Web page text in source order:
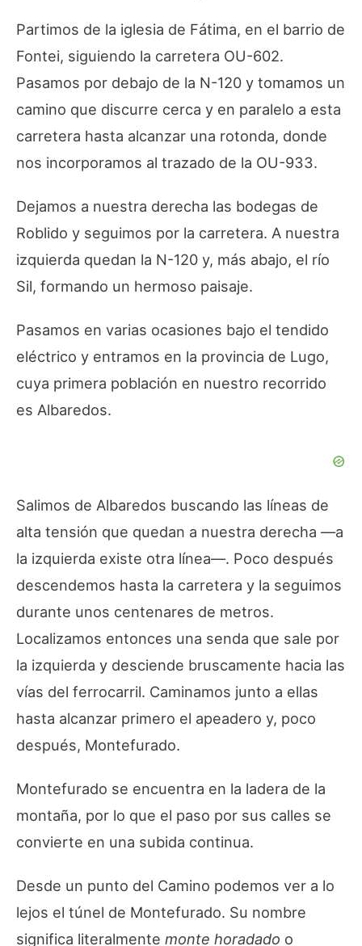
Partimos de la iglesia de Fátima, en el barrio de
Fontei, siguiendo la carretera OU-602.
Pasamos por debajo de la N-120 y tomamos un
camino que discurre cerca y en paralelo a esta
carretera hasta alcanzar una rotonda, donde
nos incorporamos al trazado de la OU-933.
Dejamos a nuestra derecha las bodegas de
Roblido y seguimos por la carretera. A nuestra
izquierda quedan la N-120 y, más abajo, el río
Sil, formando un hermoso paisaje.
Pasamos en varias ocasiones bajo el tendido
eléctrico y entramos en la provincia de Lugo,
cuya primera población en nuestro recorrido
es Albaredos.
Salimos de Albaredos buscando las líneas de
alta tensión que quedan a nuestra derecha —a
la izquierda existe otra línea—. Poco después
descendemos hasta la carretera y la seguimos
durante unos centenares de metros.
Localizamos entonces una senda que sale por
la izquierda y desciende bruscamente hacia las
vías del ferrocarril. Caminamos junto a ellas
hasta alcanzar primero el apeadero y, poco
después, Montefurado.
Montefurado se encuentra en la ladera de la
montaña, por lo que el paso por sus calles se
convierte en una subida continua.
Desde un punto del Camino podemos ver a lo
lejos el túnel de Montefurado. Su nombre
significa literalmente monte horadado o